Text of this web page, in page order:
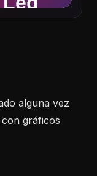
alguna vez
gráficos